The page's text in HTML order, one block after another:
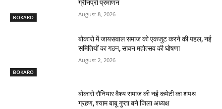
BOKARO
ग्रीनप्रो प्रमाणन
August 8, 2026
BOKARO
बोकारो में जायसवाल समाज को एकजुट करने की पहल, नई
समितियों का गठन, सावन महोत्सव की घोषणा
August 2, 2026
बोकारो रौनियार वैश्य समाज की नई कमेटी का शपथ
ग्रहण, श्याम बाबू गुप्ता बने जिला अध्यक्ष